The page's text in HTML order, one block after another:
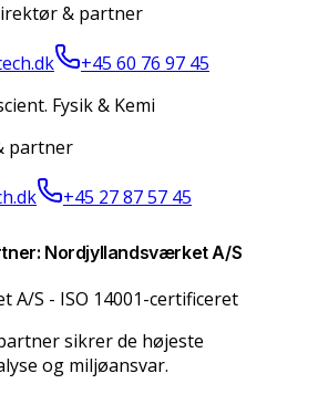
& partner
+45 60 76 97 45
Fysik & Kemi
partner
+45 27 87 57 45
Nordjyllandsværket A/S
A/S - ISO 14001-certificeret
sikrer de højeste
og miljøansvar.